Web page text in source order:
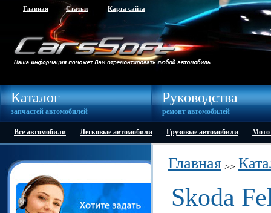
Главная Статьи Карта сайта
Каталог
запчастей автомобилей
Руководства
ремонт автомобилей
Все автомобили Легковые автомобили Грузовые автомобили Мото
Главная >>
Skoda